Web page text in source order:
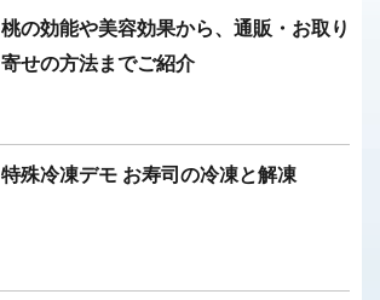
桃の効能や美容効果から、通販・お取り
寄せの方法までご紹介
特殊冷凍デモ お寿司の冷凍と解凍